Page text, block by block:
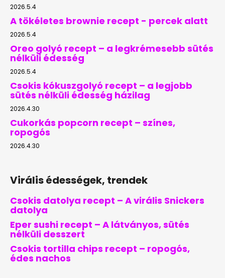
2026.5.4
A tökéletes brownie recept - percek alatt
2026.5.4
Oreo golyó recept – a legkrémesebb sütés
nélküli édesség
2026.5.4
Csokis kókuszgolyó recept – a legjobb
sütés nélküli édesség házilag
2026.4.30
Cukorkás popcorn recept – színes,
ropogós
2026.4.30
Virális édességek, trendek
Csokis datolya recept – A virális Snickers
datolya
Eper sushi recept – A látványos, sütés
nélküli desszert
Csokis tortilla chips recept – ropogós,
édes nachos